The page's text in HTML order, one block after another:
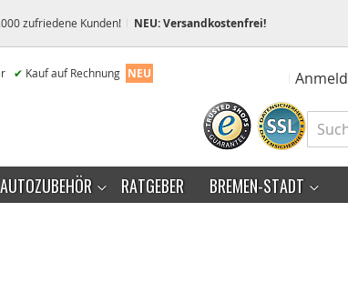
zufriedene Kunden! NEU: Versandkostenfrei!
✔ Kauf auf Rechnung NEU
AUTOZUBEHÖR RATGEBER BREMEN-STADT